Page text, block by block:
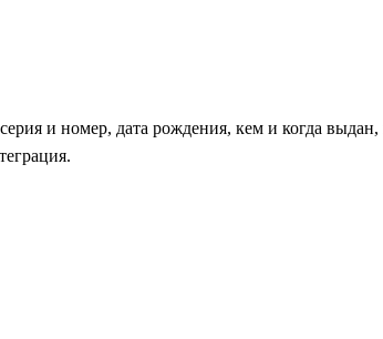
и номер, дата рождения, кем и когда выдан,